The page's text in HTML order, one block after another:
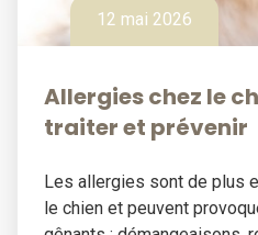
12 mai 2026
Allergies chez le
traiter et prévenir
Les allergies sont de plus
le chien et peuvent